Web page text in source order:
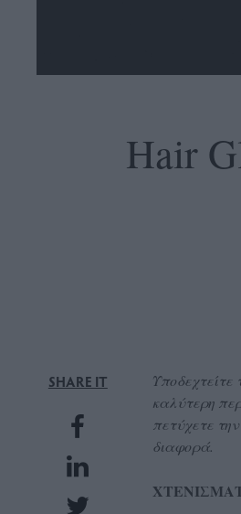
Hair
SHARE IT
Υποδεχτείτε
καλύτερη
πετύχετε
διαφορά.